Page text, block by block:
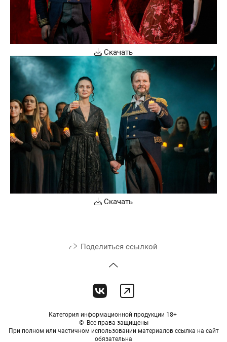
Скачать
Скачать
Поделиться ссылкой
Категория информационной продукции 18+
© Все права защищены
При полном или частичном использовании материалов ссылка на сайт
обязательна